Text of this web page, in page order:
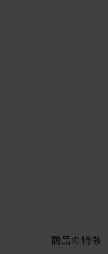
商品の特徴